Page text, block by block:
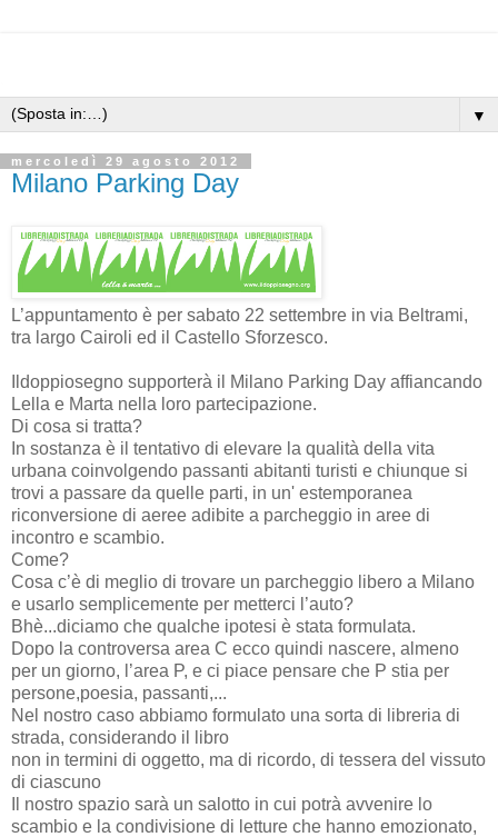
▼
mercoledì 29 agosto 2012
Milano Parking Day
L’appuntamento è per sabato 22 settembre in via Beltrami,
tra largo Cairoli ed il Castello Sforzesco.
Ildoppiosegno supporterà il Milano Parking Day affiancando
Lella e Marta nella loro partecipazione.
Di cosa si tratta?
In sostanza è il tentativo di elevare la qualità della vita
urbana coinvolgendo passanti abitanti turisti e chiunque si
trovi a passare da quelle parti, in un' estemporanea
riconversione di aeree adibite a parcheggio in aree di
incontro e scambio.
Come?
Cosa c’è di meglio di trovare un parcheggio libero a Milano
e usarlo semplicemente per metterci l’auto?
Bhè...diciamo che qualche ipotesi è stata formulata.
Dopo la controversa area C ecco quindi nascere, almeno
per un giorno, l’area P, e ci piace pensare che P stia per
persone,poesia, passanti,...
Nel nostro caso abbiamo formulato una sorta di libreria di
strada, considerando il libro
non in termini di oggetto, ma di ricordo, di tessera del vissuto
di ciascuno
Il nostro spazio sarà un salotto in cui potrà avvenire lo
scambio e la condivisione di letture che hanno emozionato,